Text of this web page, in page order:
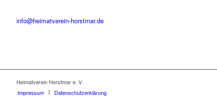
info@heimatverein-horstmar.de
Heimatverein Horstmar e. V.
Impressum
Datenschutzerklärung